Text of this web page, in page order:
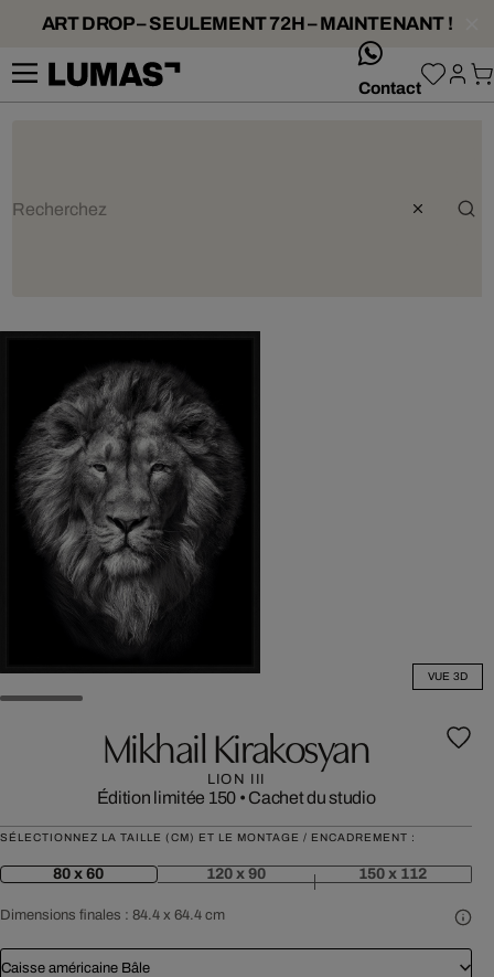
ART DROP – SEULEMENT 72H – MAINTENANT !
Contact
VUE 3D
Mikhail Kirakosyan
LION III
Édition limitée 150 • Cachet du studio
SÉLECTIONNEZ LA TAILLE (CM) ET LE MONTAGE / ENCADREMENT :
80 x 60 120 x 90 150 x 112
Dimensions finales : 84.4 x 64.4 cm
Caisse américaine Bâle